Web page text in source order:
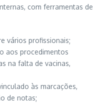
com ferramentas de
vários profissionais;
aos procedimentos
na falta de vacinas,
às marcações,
de notas;